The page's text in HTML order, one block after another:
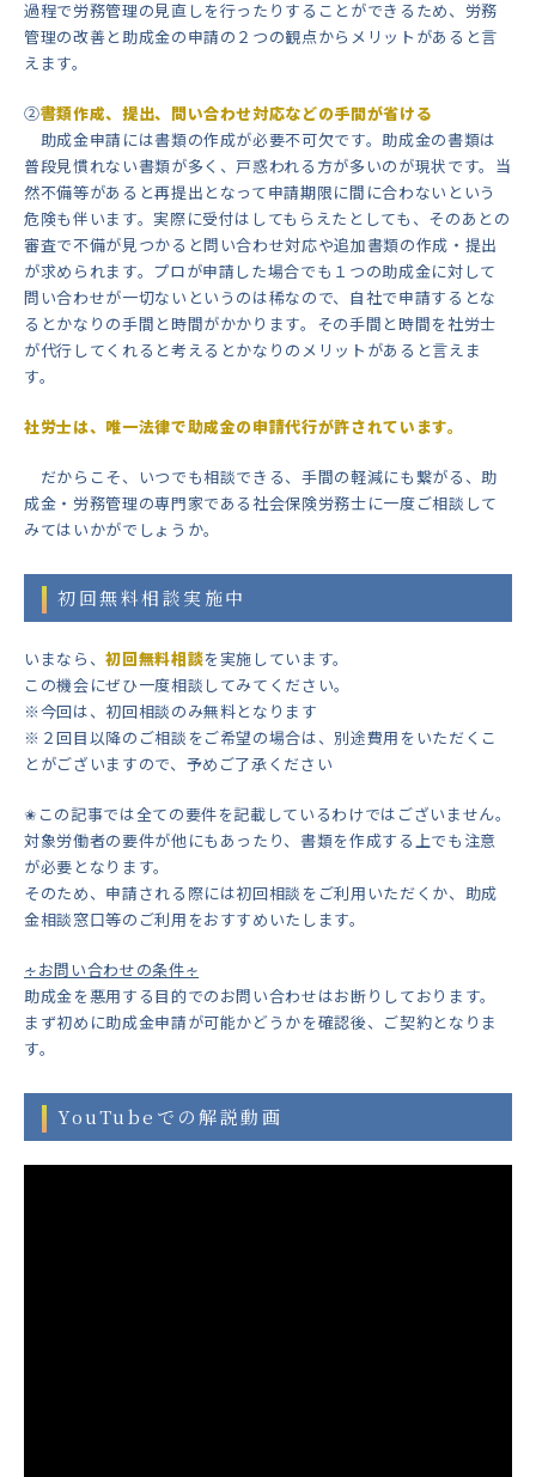
過程で労務管理の見直しを行ったりすることができるため、労務
管理の改善と助成金の申請の２つの観点からメリットがあると言
えます。
②書類作成、提出、問い合わせ対応などの手間が省ける
助成金申請には書類の作成が必要不可欠です。助成金の書類は
普段見慣れない書類が多く、戸惑われる方が多いのが現状です。当
然不備等があると再提出となって申請期限に間に合わないという
危険も伴います。実際に受付はしてもらえたとしても、そのあとの
審査で不備が見つかると問い合わせ対応や追加書類の作成・提出
が求められます。プロが申請した場合でも１つの助成金に対して
問い合わせが一切ないというのは稀なので、自社で申請するとな
るとかなりの手間と時間がかかります。その手間と時間を社労士
が代行してくれると考えるとかなりのメリットがあると言えま
す。
社労士は、唯一法律で助成金の申請代行が許されています。
だからこそ、いつでも相談できる、手間の軽減にも繋がる、助
成金・労務管理の専門家である社会保険労務士に一度ご相談して
みてはいかがでしょうか。
初回無料相談実施中
いまなら、初回無料相談を実施しています。
この機会にぜひ一度相談してみてください。
※今回は、初回相談のみ無料となります
※２回目以降のご相談をご希望の場合は、別途費用をいただくこ
とがございますので、予めご了承ください
✬この記事では全ての要件を記載しているわけではございません。
対象労働者の要件が他にもあったり、書類を作成する上でも注意
が必要となります。
そのため、申請される際には初回相談をご利用いただくか、助成
金相談窓口等のご利用をおすすめいたします。
∻お問い合わせの条件∻
助成金を悪用する目的でのお問い合わせはお断りしております。
まず初めに助成金申請が可能かどうかを確認後、ご契約となりま
す。
YouTubeでの解説動画